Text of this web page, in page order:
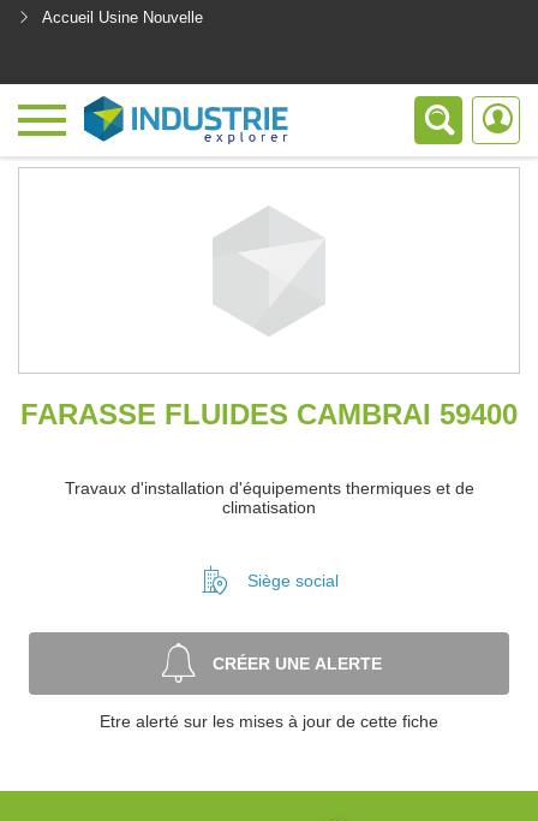
Accueil Usine Nouvelle
FARASSE FLUIDES CAMBRAI 59400
Travaux d'installation d'équipements thermiques et de
climatisation
Siège social
CRÉER UNE ALERTE
Etre alerté sur les mises à jour de cette fiche